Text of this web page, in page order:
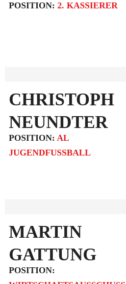
POSITION: 2. KASSIERER
CHRISTOPH
NEUNDTER
POSITION: AL
JUGENDFUSSBALL
MARTIN
GATTUNG
POSITION: